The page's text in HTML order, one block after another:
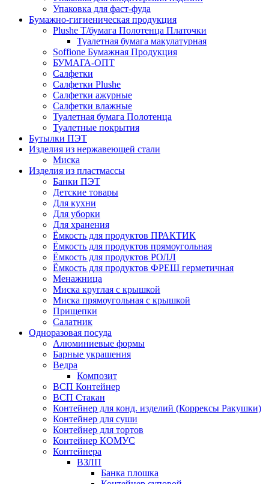
Упаковка для фаст-фуда
Бумажно-гигиеническая продукция
Plushe Т/бумага Полотенца Платочки
Туалетная бумага макулатурная
Soffione Бумажная Продукция
БУМАГА-ОПТ
Салфетки
Салфетки Plushe
Салфетки ажурные
Салфетки влажные
Туалетная бумага Полотенца
Туалетные покрытия
Бутылки ПЭТ
Изделия из нержавеющей стали
Миска
Изделия из пластмассы
Банки ПЭТ
Детские товары
Для кухни
Для уборки
Для хранения
Ёмкость для продуктов ПРАКТИК
Ёмкость для продуктов прямоугольная
Ёмкость для продуктов РОЛЛ
Ёмкость для продуктов ФРЕШ герметичная
Менажница
Миска круглая с крышкой
Миска прямоугольная с крышкой
Прищепки
Салатник
Одноразовая посуда
Алюминиевые формы
Барные украшения
Ведра
Композит
ВСП Контейнер
ВСП Стакан
Контейнер для конд. изделий (Коррексы Ракушки)
Контейнер для суши
Контейнер для тортов
Контейнер КОМУС
Контейнера
ВЗЛП
Банка плошка